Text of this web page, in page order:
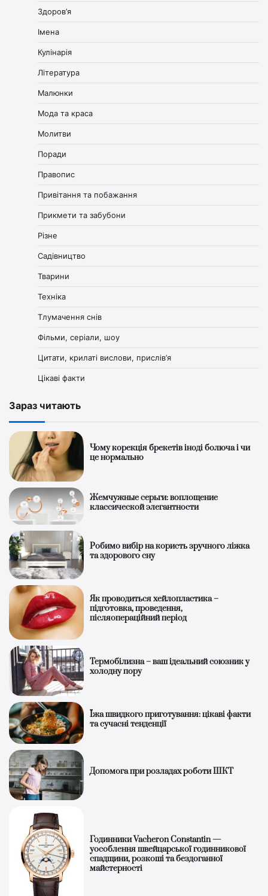
Здоров’я
Імена
Кулінарія
Література
Малюнки
Мода та краса
Молитви
Поради
Правопис
Привітання та побажання
Прикмети та забубони
Різне
Садівництво
Тварини
Техніка
Тлумачення снів
Фільми, серіали, шоу
Цитати, крилаті вислови, прислів’я
Цікаві факти
Зараз читають
Чому корекція брекетів іноді болюча і чи
це нормально
Жемчужные серьги: воплощение
классической элегантности
Робимо вибір на користь зручного ліжка
та здорового сну
Як проводиться хейлопластика –
підготовка, проведення,
післяопераційний період
Термобілизна – ваш ідеальний союзник у
холодну пору
Їжа швидкого приготування: цікаві факти
та сучасні тенденції
Допомога при розладах роботи ШКТ
Годинники Vacheron Constantin —
уособлення швейцарської годинникової
спадщини, розкоші та бездоганної
майстерності